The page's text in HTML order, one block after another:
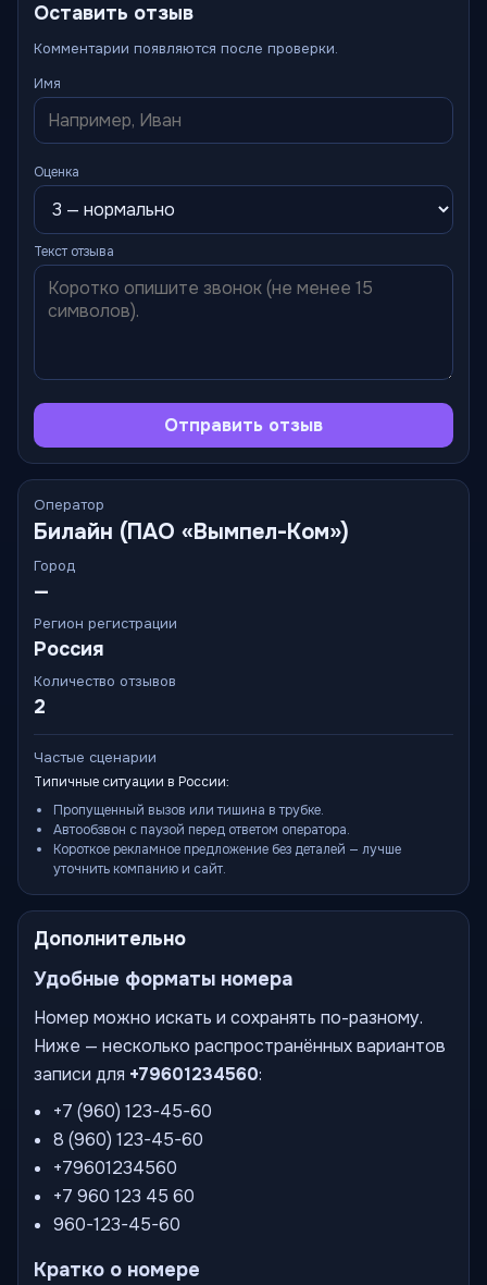
Оставить отзыв
Комментарии появляются после проверки.
Имя
Оценка
Текст отзыва
Отправить отзыв
Оператор
Билайн (ПАО «Вымпел-Ком»)
Город
—
Регион регистрации
Россия
Количество отзывов
2
Частые сценарии
Типичные ситуации в России:
Пропущенный вызов или тишина в трубке.
Автообзвон с паузой перед ответом оператора.
Короткое рекламное предложение без деталей — лучше
уточнить компанию и сайт.
Дополнительно
Удобные форматы номера
Номер можно искать и сохранять по-разному.
Ниже — несколько распространённых вариантов
записи для +79601234560:
+7 (960) 123-45-60
8 (960) 123-45-60
+79601234560
+7 960 123 45 60
960-123-45-60
Кратко о номере